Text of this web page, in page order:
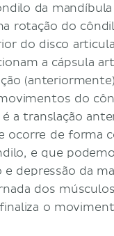
da
rotação do
do disco
a cápsula
do
a translação
ocorre de forma
e que
depressão da
dos
finaliza o